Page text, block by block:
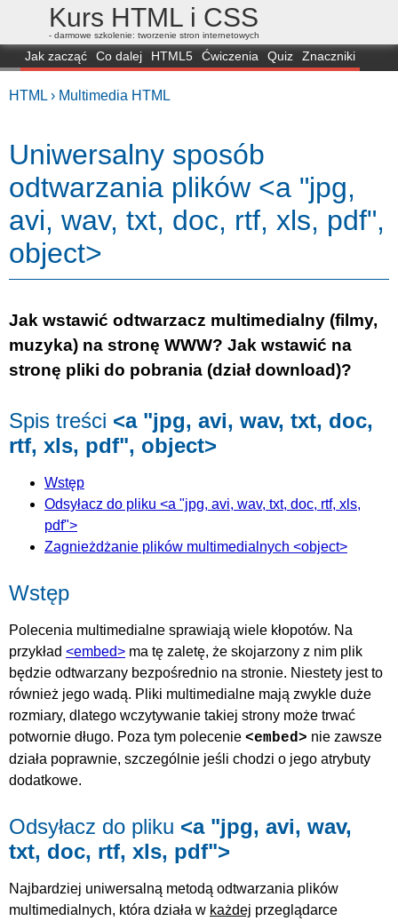
Kurs HTML i CSS
- darmowe szkolenie: tworzenie stron internetowych
Jak zacząć Co dalej HTML5 Ćwiczenia Quiz
Znaczniki
HTML › Multimedia HTML
Uniwersalny sposób
odtwarzania plików <a "jpg,
avi, wav, txt, doc, rtf, xls, pdf",
object>
Jak wstawić odtwarzacz multimedialny (filmy,
muzyka) na stronę WWW? Jak wstawić na
stronę pliki do pobrania (dział download)?
Spis treści <a "jpg, avi, wav, txt, doc,
rtf, xls, pdf", object>
Wstęp
Odsyłacz do pliku <a "jpg, avi, wav, txt, doc, rtf, xls,
pdf">
Zagnieżdżanie plików multimedialnych <object>
Wstęp
Polecenia multimedialne sprawiają wiele kłopotów. Na
przykład <embed> ma tę zaletę, że skojarzony z nim plik
będzie odtwarzany bezpośrednio na stronie. Niestety jest to
również jego wadą. Pliki multimedialne mają zwykle duże
rozmiary, dlatego wczytywanie takiej strony może trwać
potwornie długo. Poza tym polecenie <embed> nie zawsze
działa poprawnie, szczególnie jeśli chodzi o jego atrybuty
dodatkowe.
Odsyłacz do pliku <a "jpg, avi, wav,
txt, doc, rtf, xls, pdf">
Najbardziej uniwersalną metodą odtwarzania plików
multimedialnych, która działa w każdej przeglądarce